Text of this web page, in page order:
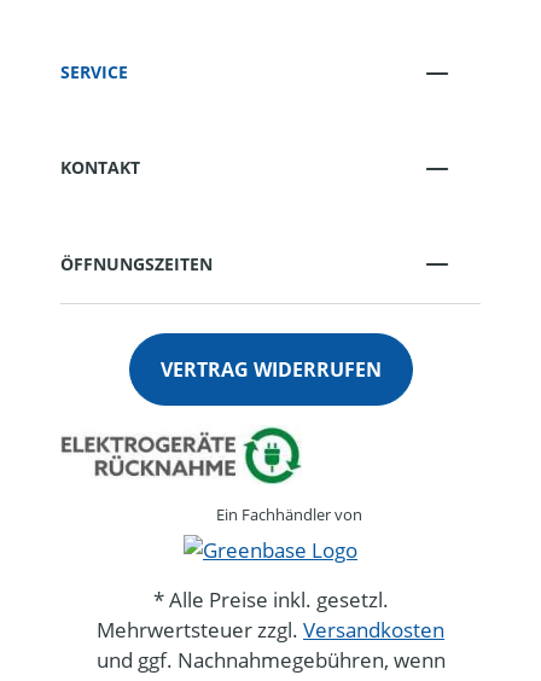
SERVICE
KONTAKT
ÖFFNUNGSZEITEN
VERTRAG WIDERRUFEN
Ein Fachhändler von
* Alle Preise inkl. gesetzl.
Mehrwertsteuer zzgl. Versandkosten
und ggf. Nachnahmegebühren, wenn